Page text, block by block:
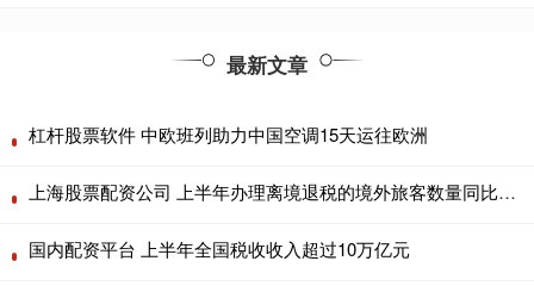
最新文章
杠杆股票软件 中欧班列助力中国空调15天运往欧洲
上海股票配资公司 上半年办理离境退税的境外旅客数量同比增长366%
国内配资平台 上半年全国税收收入超过10万亿元